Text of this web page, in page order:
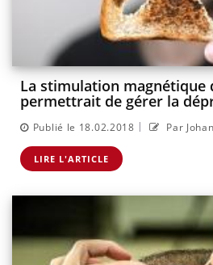
La stimulation magnétique
permettrait de gérer la
Publié le 18.02.2018 | Par
LIRE L'ARTICLE